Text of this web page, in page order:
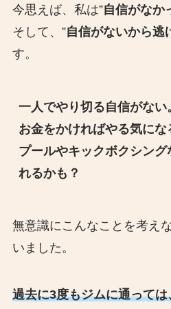
今思えば、私は”自信がなか
そして、”自信がないから逃
す。
一人でやり切る自信がない
お金をかければやる気にな
プールやキックボクシン
れるかも？
無意識にこんなことを考え
いました。
過去に3度もジムに通って